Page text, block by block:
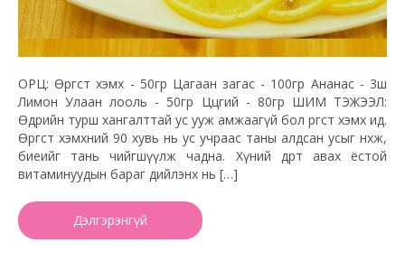
ОРЦ: Өргөст хэмх - 50гр Цагаан загас - 100гр Ананас - 3ш
Лимон Улаан лооль - 50гр Цөцгий - 80гр ШИМ ТЭЖЭЭЛ:
Өдрийн турш хангалттай ус ууж амжаагүй бол өргөст хэмх ид.
Өргөст хэмхний 90 хувь нь ус учраас таны алдсан усыг нөхөж,
биеийг тань чийгшүүлж чадна. Хүний өдөрт авах ёстой
витаминуудын бараг дийлэнх нь […]
Дэлгэрэнгүй